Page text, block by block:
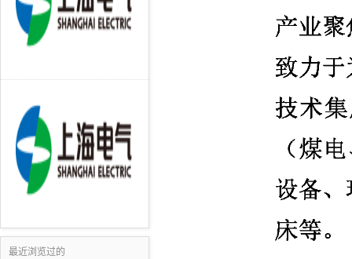
最近浏览过的